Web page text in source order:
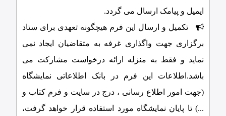
ایمیل و پیامک ارسال می گردد.
تکمیل و ارسال اين فرم هیچگونه تعهدی برای ستاد
برگزاری جهت واگذاری غرفه به متقاضیان ايجاد نمی
نمايد و فقط به منزله ارائه درخواست مشارکت می
باشد.اطلاعات اين فرم در بانک اطلاعاتی نمايشگاه
(جهت امور اطلاع رسانی ، درج در سایت و فرم کتاب و
...) تا پايان نمايشگاه مورد استفاده قرار خواهد گرفت،